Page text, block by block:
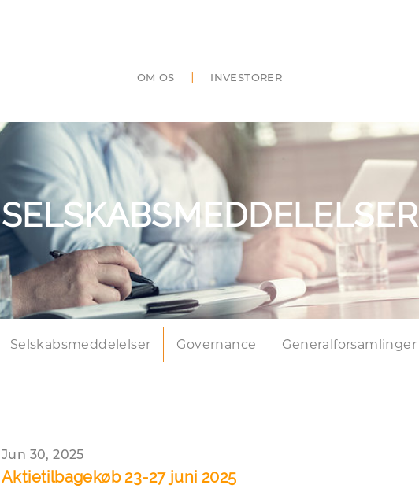
OM OS | INVESTORER
SELSKABSMEDDELELSER
Selskabsmeddelelser Governance Generalforsamlinger
Jun 30, 2025
Aktietilbagekøb 23-27 juni 2025